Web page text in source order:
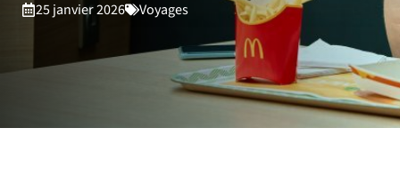
25 janvier 2026 Voyages